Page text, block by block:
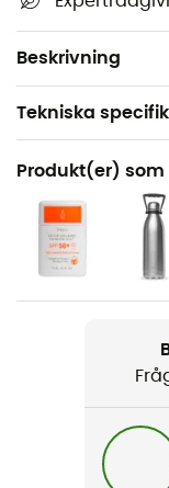
Beskrivning
enligt oss
Tekniska
Rekommenderad
Vandring /
Produktnamn
Cambo Les Bains
Produkt(er)